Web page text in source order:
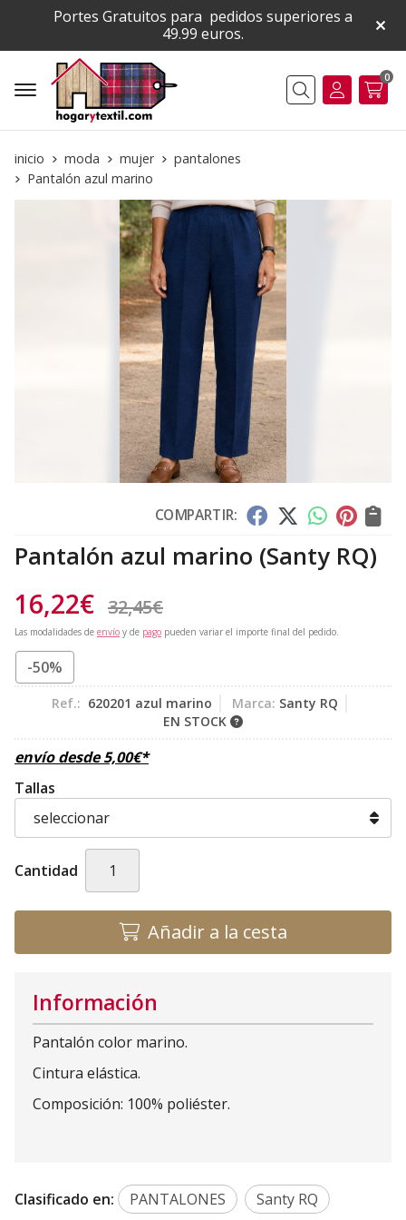
Portes Gratuitos para pedidos superiores a
49.99 euros.
Buscar
0
inicio moda mujer
pantalones
Pantalón azul marino
COMPARTIR:
Pantalón azul marino (Santy RQ)
16,22€ 32,45€
Las modalidades de envío y de pago pueden variar el importe final del pedido.
-50%
Ref.: 620201 azul marino Marca: Santy RQ
EN STOCK
envío desde5,00€*
Tallas
Cantidad
Añadir a la cesta
Información
Pantalón color marino.
Cintura elástica.
Composición: 100% poliéster.
Clasificado en: PANTALONES Santy RQ